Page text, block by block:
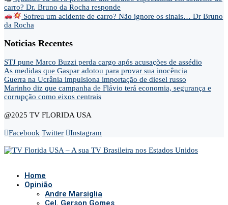
carro? Dr. Bruno da Rocha responde
Sofreu um acidente de carro? Não ignore os sinais… Dr Bruno
da Rocha
Noticias Recentes
STJ pune Marco Buzzi perda cargo após acusações de assédio
As medidas que Gaspar adotou para provar sua inocência
Guerra na Ucrânia impulsiona importação de diesel russo
Marinho diz que campanha de Flávio terá economia, segurança e
corrupção como eixos centrais
@2025 TV FLORIDA USA
Facebook Twitter Instagram
Home
Opinião
Andre Marsiglia
Cel. Gerson Gomes